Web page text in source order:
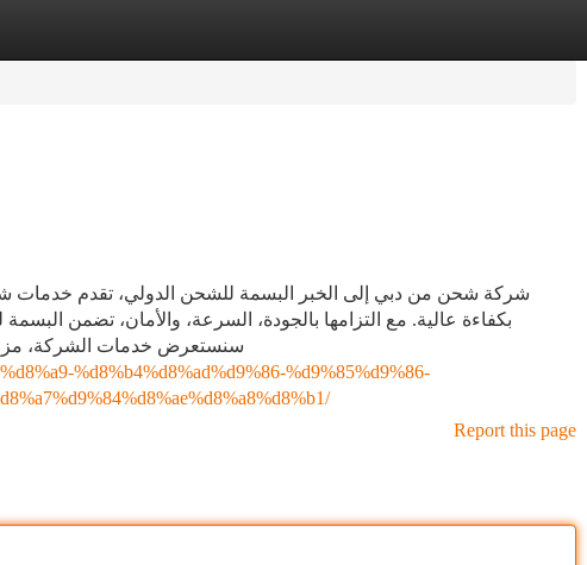
شركة شحن من دبي إلى الخبر البسمة للشحن الدولي، تقدم خدمات
بكفاءة عالية. مع التزامها بالجودة، السرعة، والأمان، تضمن
سنستعرض خدمات الشركة،
%d8%b4%d8%ad%d9%86-%d9%85%d9%86-
Report this page